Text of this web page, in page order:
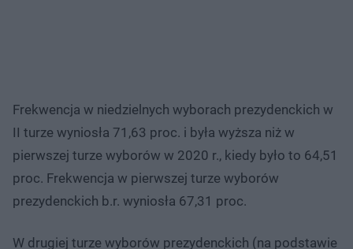
Frekwencja w niedzielnych wyborach prezydenckich w
II turze wyniosła 71,63 proc. i była wyższa niż w
pierwszej turze wyborów w 2020 r., kiedy było to 64,51
proc. Frekwencja w pierwszej turze wyborów
prezydenckich b.r. wyniosła 67,31 proc.
W drugiej turze wyborów prezydenckich (na podstawie